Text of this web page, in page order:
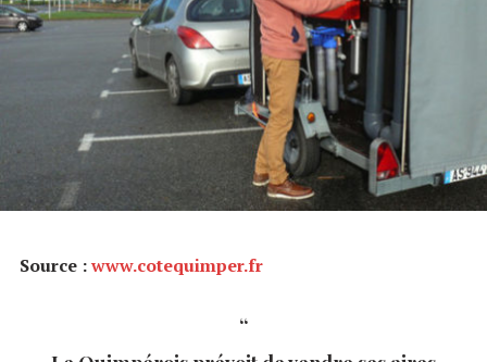
Source :www.cotequimper.fr